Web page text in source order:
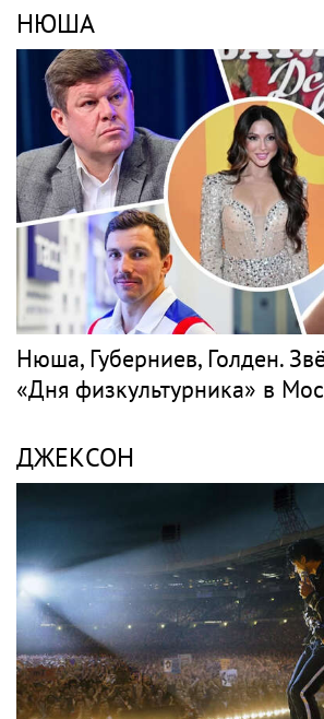
НЮША
Нюша, Губерниев, Голден.
«Дня физкультурника» в
ДЖЕКСОН